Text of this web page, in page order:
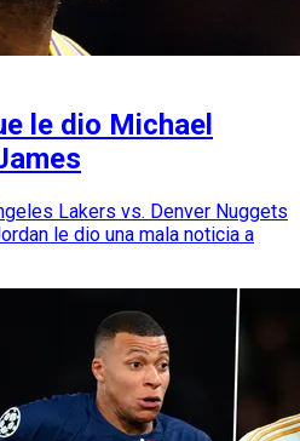
le dio Michael
Lakers vs. Denver Nuggets
le dio una mala noticia a